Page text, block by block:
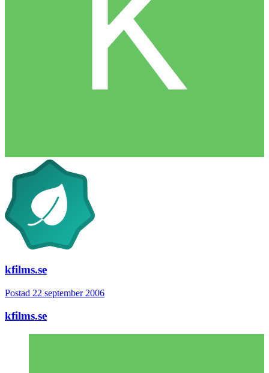
kfilms.se
Postad 22 september 2006
kfilms.se